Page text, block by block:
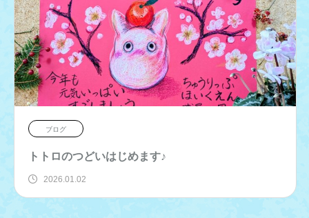
ブログ
トトロのつどいはじめます♪
2026.01.02